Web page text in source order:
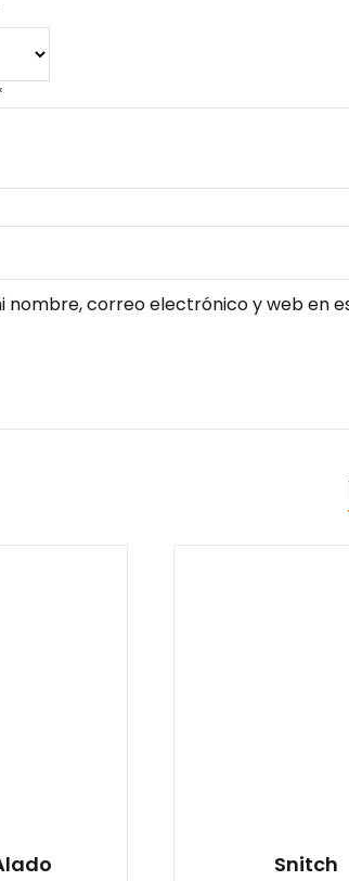
nombre, correo electrónico y web en
Snitch